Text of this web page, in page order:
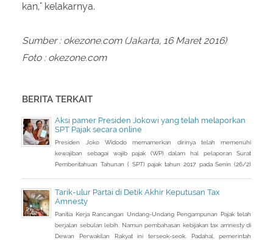
kan," kelakarnya.
Sumber : okezone.com (Jakarta, 16 Maret 2016)
Foto : okezone.com
BERITA TERKAIT
Aksi pamer Presiden Jokowi yang telah melaporkan
SPT Pajak secara online
Presiden Joko Widodo memamerkan dirinya telah memenuhi
kewajiban sebagai wajib pajak (WP) dalam hal pelaporan Surat
Pemberitahuan Tahunan ( SPT) pajak tahun 2017 pada Senin (26/2)
Tarik-ulur Partai di Detik Akhir Keputusan Tax
Amnesty
Panitia Kerja Rancangan Undang-Undang Pengampunan Pajak telah
berjalan sebulan lebih. Namun pembahasan kebijakan tax amnesty di
Dewan Perwakilan Rakyat ini terseok-seok. Padahal, pemerintah